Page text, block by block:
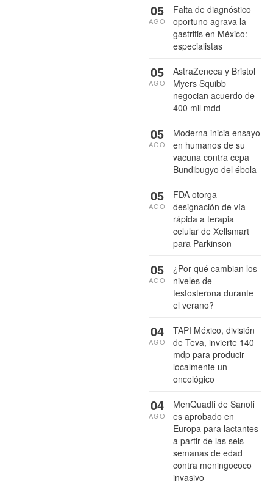
Falta de diagnóstico
oportuno agrava la
gastritis en México:
especialistas
05
AGO
AstraZeneca y Bristol
Myers Squibb
negocian acuerdo de
400 mil mdd
05
AGO
Moderna inicia ensayo
en humanos de su
vacuna contra cepa
Bundibugyo del ébola
05
AGO
FDA otorga
designación de vía
rápida a terapia
celular de Xellsmart
para Parkinson
05
AGO
¿Por qué cambian los
niveles de
testosterona durante
el verano?
05
AGO
TAPI México, división
de Teva, invierte 140
mdp para producir
localmente un
oncológico
04
AGO
MenQuadfi de Sanofi
es aprobado en
Europa para lactantes
a partir de las seis
semanas de edad
contra meningococo
invasivo
04
AGO